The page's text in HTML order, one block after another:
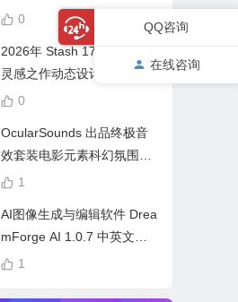
Win中文版
0
2026年 Stash 178 CG创意
灵感之作动态设计参考片广
告视频动画短片合集
0
OcularSounds 出品终极音
效套装电影元素科幻氛围冲
击无人机音效素材包 Full Ac
1
AI图像生成与编辑软件 Drea
mForge AI 1.0.7 中英文多
语言 Win 本地离线运行
1
QQ咨询
在线咨询